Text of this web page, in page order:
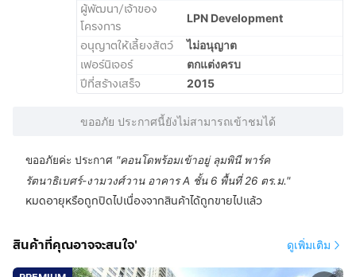
ผู้พัฒนา/เจ้าของ
โครงการ
LPN Development
อนุญาตให้เลี้ยงสัตว์ ไม่อนุญาต
เฟอร์นิเจอร์ ตกแต่งครบ
ปีที่สร้างเสร็จ 2015
ขออภัย ประกาศนี้ยังไม่สามารถเข้าชมได้
ขออภัยค่ะ ประกาศ "คอนโดพร้อมเข้าอยู่ ลุมพินี พาร์ค
รัตนาธิเบศร์-งามวงศ์วาน อาคาร A ชั้น 6 พื้นที่ 26 ตร.ม."
หมดอายุหรือถูกปิดไปเนื่องจากสินค้าได้ถูกขายไปแล้ว
สินค้าที่คุณอาจจะสนใจ' ดูเพิ่มเติม